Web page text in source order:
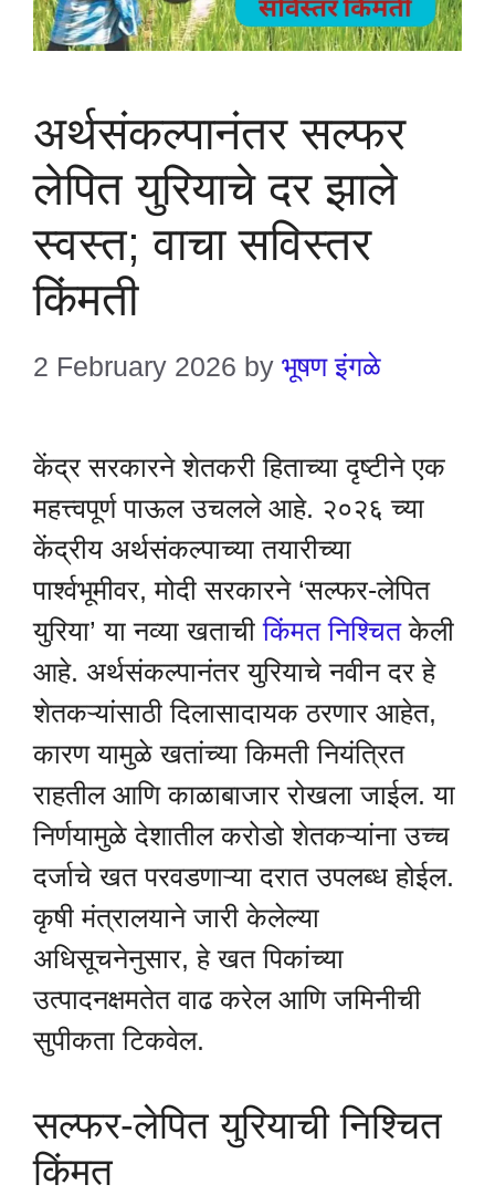
अर्थसंकल्पानंतर सल्फर
लेपित युरियाचे दर झाले
स्वस्त; वाचा सविस्तर
किंमती
2 February 2026 by भूषण इंगळे
केंद्र सरकारने शेतकरी हिताच्या दृष्टीने एक
महत्त्वपूर्ण पाऊल उचलले आहे. २०२६ च्या
केंद्रीय अर्थसंकल्पाच्या तयारीच्या
पार्श्वभूमीवर, मोदी सरकारने ‘सल्फर-लेपित
युरिया’ या नव्या खताचीकिंमत निश्चितकेली
आहे. अर्थसंकल्पानंतर युरियाचे नवीन दर हे
शेतकऱ्यांसाठी दिलासादायक ठरणार आहेत,
कारण यामुळे खतांच्या किमती नियंत्रित
राहतील आणि काळाबाजार रोखला जाईल. या
निर्णयामुळे देशातील करोडो शेतकऱ्यांना उच्च
दर्जाचे खत परवडणाऱ्या दरात उपलब्ध होईल.
कृषी मंत्रालयाने जारी केलेल्या
अधिसूचनेनुसार, हे खत पिकांच्या
उत्पादनक्षमतेत वाढ करेल आणि जमिनीची
सुपीकता टिकवेल.
सल्फर-लेपित युरियाची निश्चित
किंमत